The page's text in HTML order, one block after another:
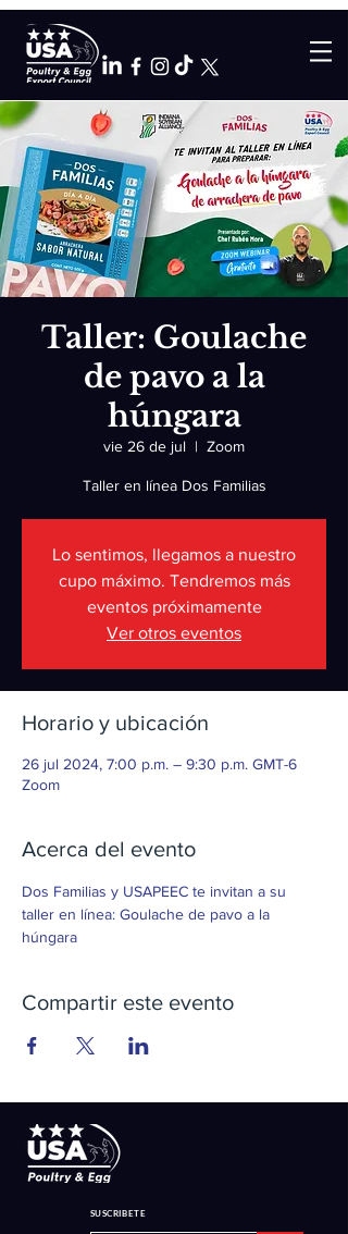
Taller: Goulache
de pavo a la
húngara
vie 26 de jul
  |
Zoom
Taller en línea Dos Familias
Lo sentimos, llegamos a nuestro
cupo máximo. Tendremos más
eventos próximamente
Ver otros eventos
Horario y ubicación
26 jul 2024, 7:00 p.m. – 9:30 p.m. GMT-6
Zoom
Acerca del evento
Dos Familias y USAPEEC te invitan a su
taller en línea: Goulache de pavo a la
húngara
Compartir este evento
SUSCRIBETE